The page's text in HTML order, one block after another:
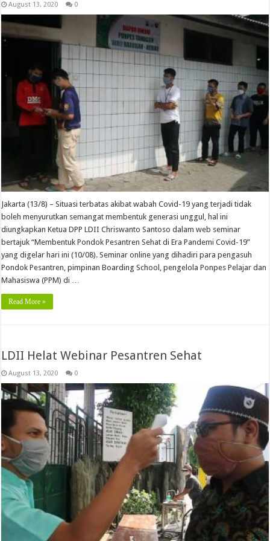
August 13, 2020 0
Jakarta (13/8) – Situasi terbatas akibat wabah Covid-19 yang terjadi tidak
boleh menyurutkan semangat membentuk generasi unggul, hal ini
diungkapkan Ketua DPP LDII Chriswanto Santoso dalam web seminar
bertajuk “Membentuk Pondok Pesantren Sehat di Era Pandemi Covid-19”
yang digelar hari ini (10/08). Seminar online yang dihadiri para pengasuh
Pondok Pesantren, pimpinan Boarding School, pengelola Ponpes Pelajar dan
Mahasiswa (PPM) di …
Read More »
LDII Helat Webinar Pesantren Sehat
August 13, 2020 0